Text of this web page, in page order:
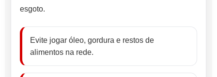
esgoto.
Evite jogar óleo, gordura e restos de
alimentos na rede.